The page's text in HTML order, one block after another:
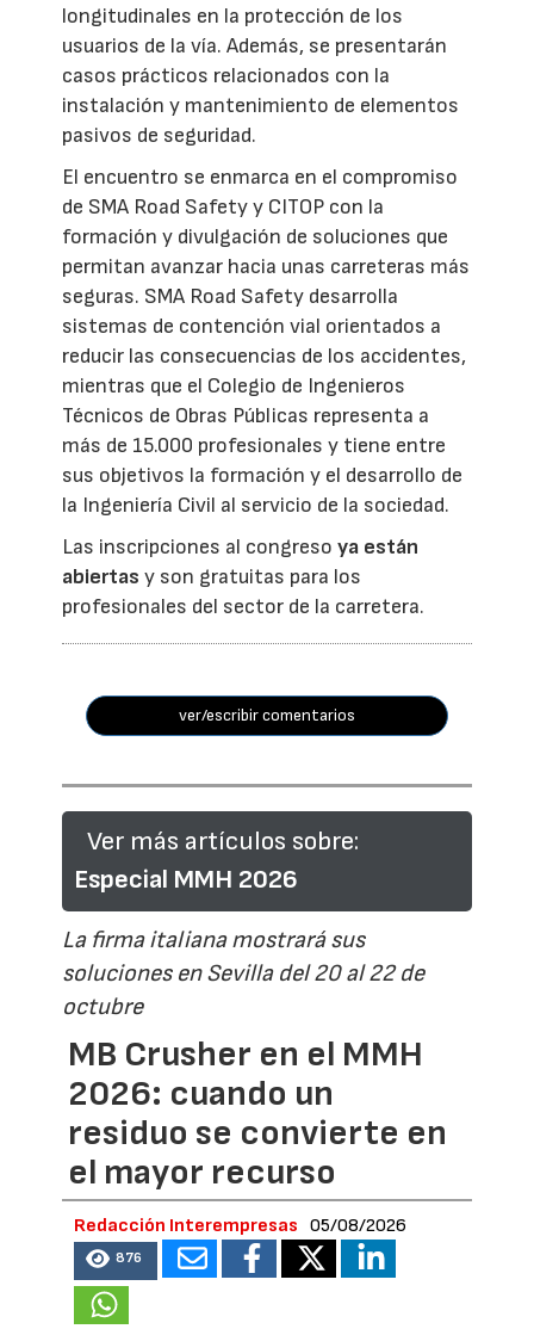
longitudinales en la protección de los
usuarios de la vía. Además, se presentarán
casos prácticos relacionados con la
instalación y mantenimiento de elementos
pasivos de seguridad.
El encuentro se enmarca en el compromiso
de SMA Road Safety y CITOP con la
formación y divulgación de soluciones que
permitan avanzar hacia unas carreteras más
seguras. SMA Road Safety desarrolla
sistemas de contención vial orientados a
reducir las consecuencias de los accidentes,
mientras que el Colegio de Ingenieros
Técnicos de Obras Públicas representa a
más de 15.000 profesionales y tiene entre
sus objetivos la formación y el desarrollo de
la Ingeniería Civil al servicio de la sociedad.
Las inscripciones al congresoya están
abiertas y son gratuitas para los
profesionales del sector de la carretera.
ver/escribir comentarios
Ver más artículos sobre:
Especial MMH 2026
La firma italiana mostrará sus
soluciones en Sevilla del 20 al 22 de
octubre
MB Crusher en el MMH
2026: cuando un
residuo se convierte en
el mayor recurso
Redacción Interempresas 05/08/2026
876